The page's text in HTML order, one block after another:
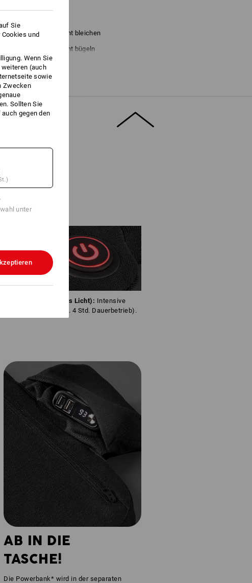
extra
Nicht bleichen
Nicht bügeln
solange Vorrat reicht !!!
Stufe 3 (50 °C – rotes Licht): Intensive
Wärmezufuhr (bis ca. 4 Std. Dauerbetrieb).
AB IN DIE
TASCHE!
Die Powerbank* wird in der separaten
Sie
und
Wenn Sie
weiteren (auch
sowie
Zwecken
Sollten Sie
gegen den
unter